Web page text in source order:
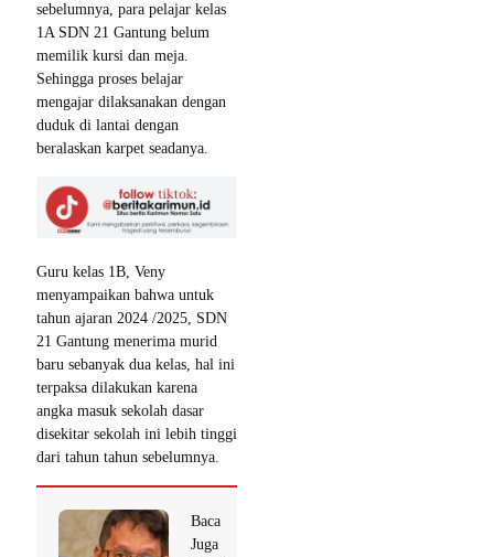
sebelumnya, para pelajar kelas
1A SDN 21 Gantung belum
memilik kursi dan meja.
Sehingga proses belajar
mengajar dilaksanakan dengan
duduk di lantai dengan
beralaskan karpet seadanya.
Guru kelas 1B, Veny
menyampaikan bahwa untuk
tahun ajaran 2024 /2025, SDN
21 Gantung menerima murid
baru sebanyak dua kelas, hal ini
terpaksa dilakukan karena
angka masuk sekolah dasar
disekitar sekolah ini lebih tinggi
dari tahun tahun sebelumnya.
Baca
Juga